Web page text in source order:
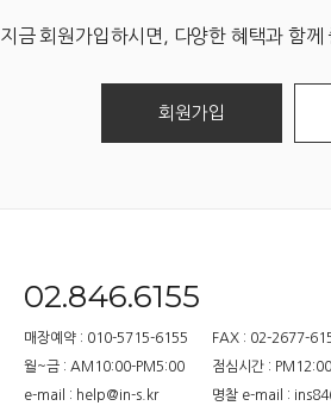
지금 회원가입하시면, 다양한 혜택과 함께
회원가입
02.846.6155
매장예약 : 010-5715-6155
월~금 : AM10:00-PM5:00
e-mail : help@in-s.kr
FAX : 02-2677-
점심시간 :
명찰 e-mail :